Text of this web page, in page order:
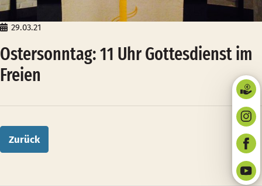
29.03.21
Ostersonntag: 11 Uhr Gottesdienst im
Freien
Zurück